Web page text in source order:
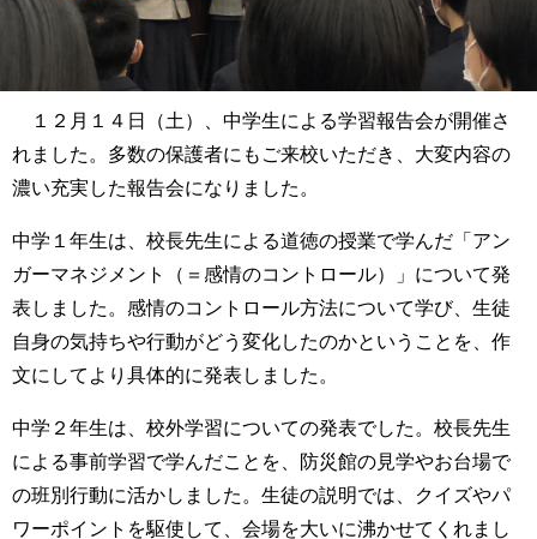
１２月１４日（土）、中学生による学習報告会が開催さ
れました。多数の保護者にもご来校いただき、大変内容の
濃い充実した報告会になりました。
中学１年生は、校長先生による道徳の授業で学んだ「アン
ガーマネジメント（＝感情のコントロール）」について発
表しました。感情のコントロール方法について学び、生徒
自身の気持ちや行動がどう変化したのかということを、作
文にしてより具体的に発表しました。
中学２年生は、校外学習についての発表でした。校長先生
による事前学習で学んだことを、防災館の見学やお台場で
の班別行動に活かしました。生徒の説明では、クイズやパ
ワーポイントを駆使して、会場を大いに沸かせてくれまし